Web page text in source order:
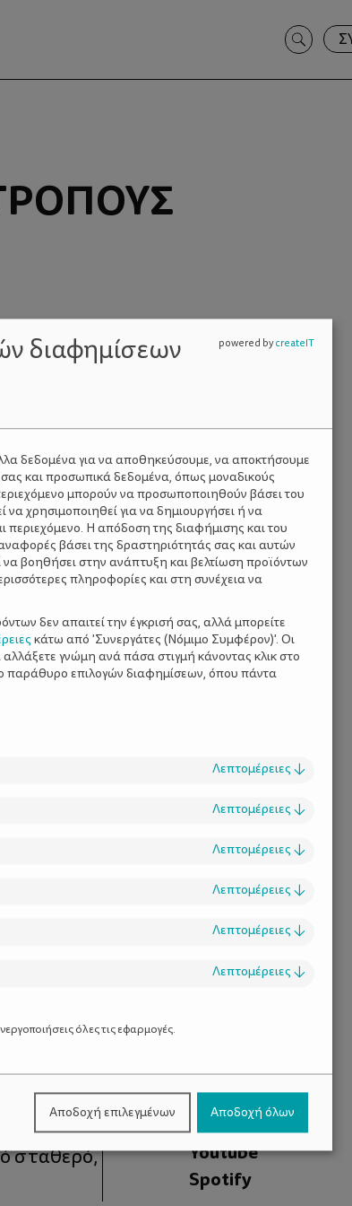
Search
for:
σταθερό,
Facebook
Instagram
Youtube
Spotify
διαφημίσεων
δεδομένα για να αποθηκεύσουμε, να αποκτήσουμε
και προσωπικά δεδομένα, όπως μοναδικούς
μπορούν να προσωποποιηθούν βάσει του
χρησιμοποιηθεί για να δημιουργήσει ή να
περιεχόμενο. Η απόδοση της διαφήμισης και του
βάσει της δραστηριότητάς σας και αυτών
βοηθήσει στην ανάπτυξη και βελτίωση προϊόντων
πληροφορίες και στη συνέχεια να
δεν απαιτεί την έγκρισή σας, αλλά μπορείτε
κάτω από 'Συνεργάτες (Νόμιμο Συμφέρον)'. Οι
γνώμη ανά πάσα στιγμή κάνοντας κλικ στο
παράθυρο επιλογών διαφημίσεων, όπου πάντα
Λεπτομέρειες ↓
Λεπτομέρειες ↓
Λεπτομέρειες ↓
Λεπτομέρειες ↓
Λεπτομέρειες ↓
Λεπτομέρειες ↓
όλες τις εφαρμογές.
Αποδοχή επιλεγμένων Αποδοχή όλων
powered bycreateIT